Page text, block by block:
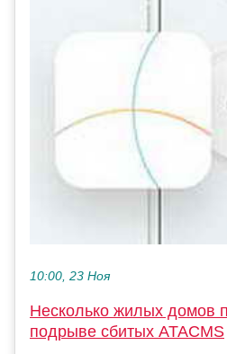
10:00, 23 Ноя
Несколько жилых домов
подрыве сбитых ATACMS